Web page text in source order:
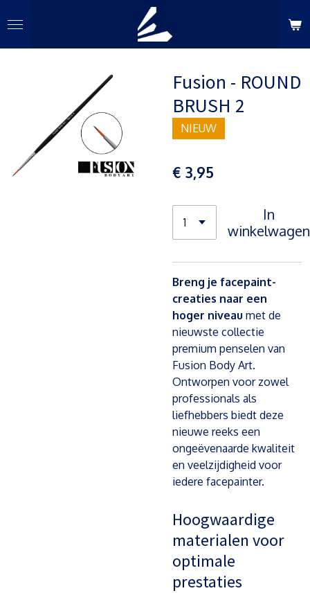
direct
naar
Fusion - ROUND
BRUSH 2
NIEUW
€ 3,95
In
winkelwagen
Breng je facepaint-
creaties naar een
hoger niveau met de
nieuwste collectie
premium penselen van
Fusion Body Art.
Ontworpen voor zowel
professionals als
liefhebbers biedt deze
nieuwe reeks een
ongeëvenaarde kwaliteit
en veelzijdigheid voor
iedere facepainter.
Hoogwaardige
materialen voor
optimale
prestaties